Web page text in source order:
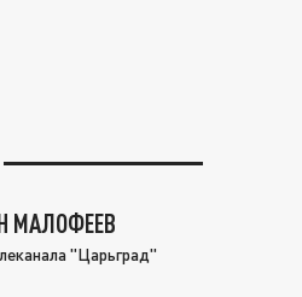
МАЛОФЕЕВ
"Царьград"